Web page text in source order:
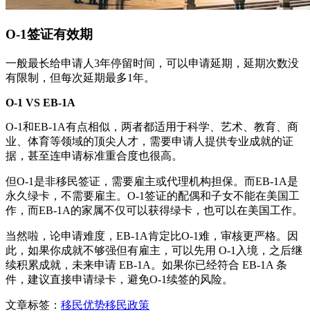
O-1签证有效期
一般最长给申请人3年停留时间，可以申请延期，延期次数没
有限制，但每次延期最多1年。
O-1 VS EB-1A
O-1和EB-1A有点相似，两者都适用于科学、艺术、教育、商
业、体育等领域的顶尖人才，需要申请人提供专业成就的证
据，甚至连申请标准重合度也很高。
但O-1是非移民签证，需要雇主或代理机构担保。而EB-1A是
永久绿卡，不需要雇主。O-1签证的配偶和子女不能在美国工
作，而EB-1A的家属不仅可以获得绿卡，也可以在美国工作。
当然啦，论申请难度，EB-1A肯定比O-1难，审核更严格。因
此，如果你成就不够强但有雇主，可以先用 O-1入境，之后继
续积累成就，未来申请 EB-1A。如果你已经符合 EB-1A 条
件，建议直接申请绿卡，避免O-1续签的风险。
文章标签： 移民优势移民政策